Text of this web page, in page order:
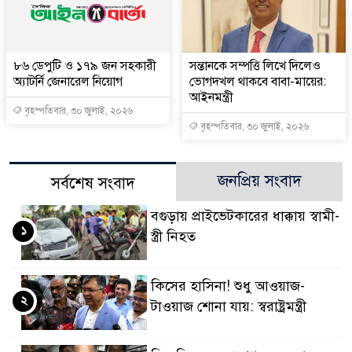
৮৬ ডেপুটি ও ১৭৯ জন সহকারী
অ্যাটর্নি জেনারেল নিয়োগ
বৃহস্পতিবার, ৩০ জুলাই, ২০২৬
সন্তানকে সম্পত্তি লিখে দিলেও
ভোগদখল থাকবে বাবা-মায়ের:
আইনমন্ত্রী
বৃহস্পতিবার, ৩০ জুলাই, ২০২৬
সর্বশেষ সংবাদ জনপ্রিয় সংবাদ
বগুড়ায় প্রাইভেটকারের ধাক্কায় স্বামী-
স্ত্রী নিহত
১
কিসের হাসিনা! শুধু আওয়াজ-
টাওয়াজ শোনা যায়: স্বরাষ্ট্রমন্ত্রী
২